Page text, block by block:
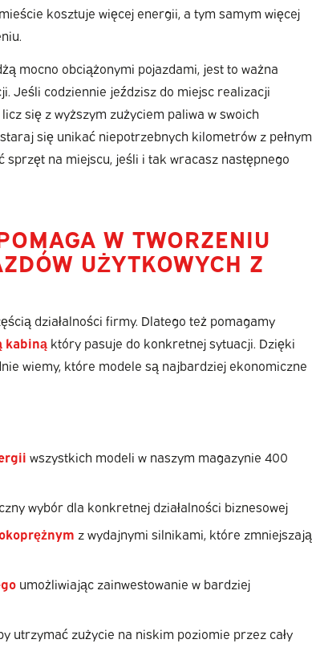
kosztuje więcej energii, a tym samym więcej
mocno obciążonymi pojazdami, jest to ważna
Jeśli codziennie jeździsz do miejsc realizacji
się z wyższym zużyciem paliwa w swoich
się unikać niepotrzebnych kilometrów z pełnym
sprzęt na miejscu, jeśli i tak wracasz następnego
W TWORZENIU
UŻYTKOWYCH Z
działalności firmy. Dlatego też pomagamy
kabiną który pasuje do konkretnej sytuacji. Dzięki
wiemy, które modele są najbardziej ekonomiczne
wszystkich modeli w naszym magazynie 400
wybór dla konkretnej działalności biznesowej
z wydajnymi silnikami, które zmniejszają
umożliwiając zainwestowanie w bardziej
utrzymać zużycie na niskim poziomie przez cały